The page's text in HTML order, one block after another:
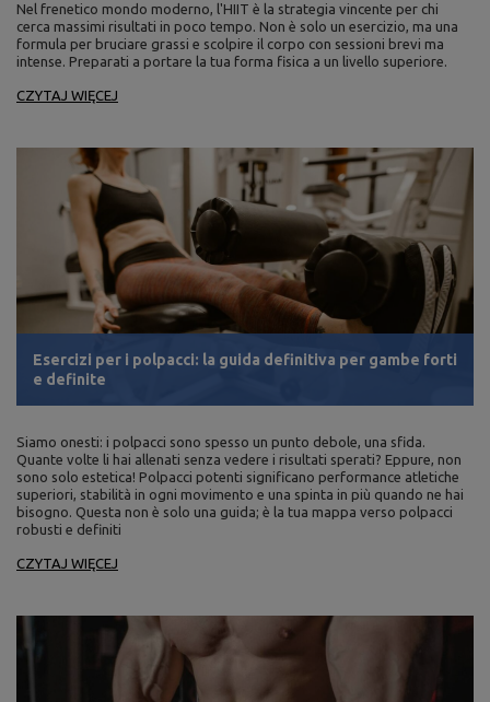
Nel frenetico mondo moderno, l'HIIT è la strategia vincente per chi
cerca massimi risultati in poco tempo. Non è solo un esercizio, ma una
formula per bruciare grassi e scolpire il corpo con sessioni brevi ma
intense. Preparati a portare la tua forma fisica a un livello superiore.
CZYTAJ WIĘCEJ
Esercizi per i polpacci: la guida definitiva per gambe forti
e definite
Siamo onesti: i polpacci sono spesso un punto debole, una sfida.
Quante volte li hai allenati senza vedere i risultati sperati? Eppure, non
sono solo estetica! Polpacci potenti significano performance atletiche
superiori, stabilità in ogni movimento e una spinta in più quando ne hai
bisogno. Questa non è solo una guida; è la tua mappa verso polpacci
robusti e definiti
CZYTAJ WIĘCEJ